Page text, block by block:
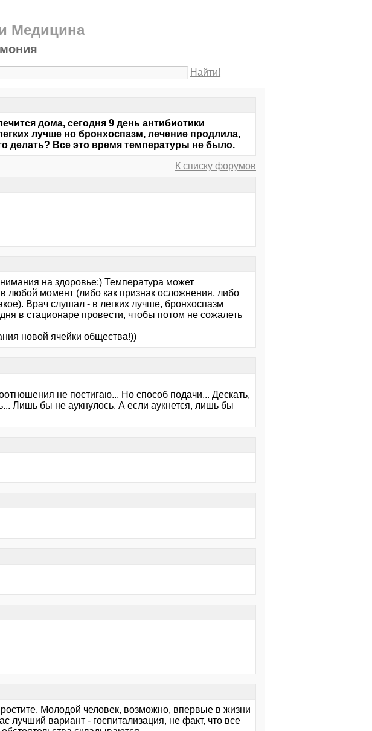
Медицина
Найти!
дома, сегодня 9 день антибиотики
лучше но бронхоспазм, лечение продлила,
делать? Все это время температуры не было.
К списку форумов
на здоровье:) Температура может
любой момент (либо как признак осложнения, либо
Врач слушал - в легких лучше, бронхоспазм
в стационаре провести, чтобы потом не сожалеть
новой ячейки общества!))
не постигаю... Но способ подачи... Дескать,
Лишь бы не аукнулось. А если аукнется, лишь бы
Молодой человек, возможно, впервые в жизни
вариант - госпитализация, не факт, что все